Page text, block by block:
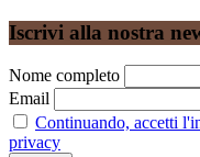
Iscrivi alla nostra
Nome completo
Email
Continuando, accetti
privacy